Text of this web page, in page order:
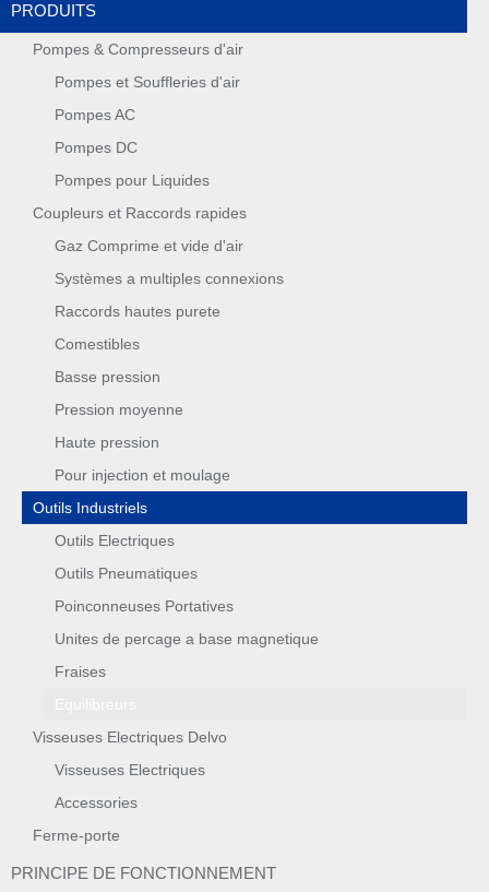
PRODUITS
Pompes & Compresseurs d'air
Pompes et Souffleries d'air
Pompes AC
Pompes DC
Pompes pour Liquides
Coupleurs et Raccords rapides
Gaz Comprime et vide d'air
Systèmes a multiples connexions
Raccords hautes purete
Comestibles
Basse pression
Pression moyenne
Haute pression
Pour injection et moulage
Outils Industriels
Outils Electriques
Outils Pneumatiques
Poinconneuses Portatives
Unites de percage a base magnetique
Fraises
Visseuses Electriques Delvo
Visseuses Electriques
Accessories
Ferme-porte
PRINCIPE DE FONCTIONNEMENT